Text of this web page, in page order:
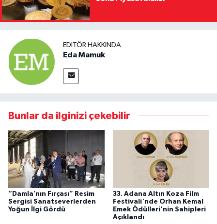
EDITÖR HAKKINDA
Eda Mamuk
Bunlar da ilginizi çekebilir
“Damla’nın Fırçası” Resim
Sergisi Sanatseverlerden
Yoğun İlgi Gördü
33. Adana Altın Koza Film
Festivali'nde Orhan Kemal
Emek Ödülleri'nin Sahipleri
Açıklandı